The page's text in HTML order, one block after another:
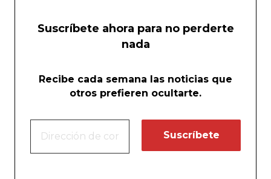
Suscríbete ahora para no perderte
nada
Recibe cada semana las noticias que
otros prefieren ocultarte.